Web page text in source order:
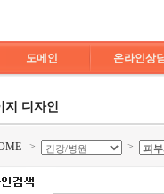
도메인 온라인상
지 디자인
> >